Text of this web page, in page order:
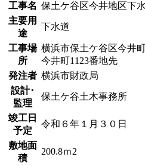
工事名 保土ケ谷区今井地区下
主要用
途
下水道
工事場
所
横浜市保土ケ谷区今井
今井町1123番地先
発注者 横浜市財政局
設計･
監理
保土ケ谷土木事務所
竣工日
予定
令和６年１月３０日
敷地面
積
200.8ｍ2